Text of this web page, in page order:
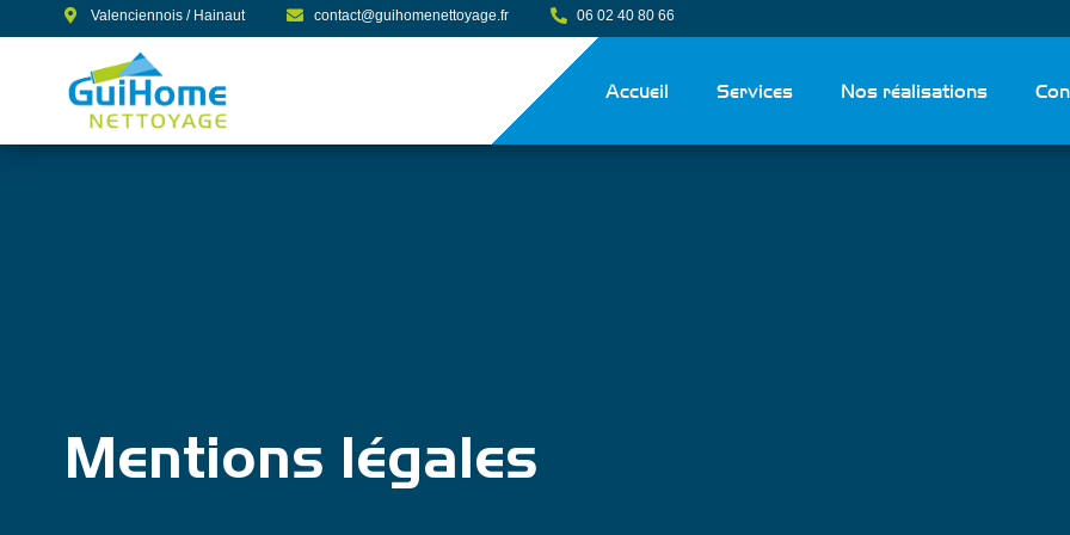
Valenciennois / Hainaut contact@guihomenettoyage.fr 06 02 40 80 66
Accueil Services Nos réalisations
Mentions légales